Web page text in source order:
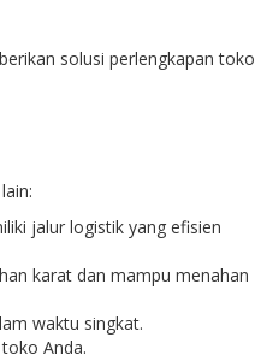
solusi perlengkapan toko
jalur logistik yang efisien
karat dan mampu menahan
waktu singkat.
Anda.